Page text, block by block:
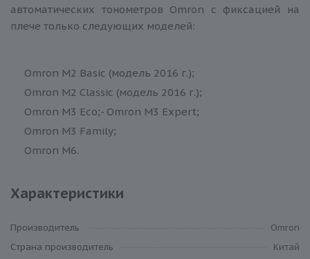
автоматических тонометров Omron с фиксацией на
плече только следующих моделей:
Omron M2 Basic (модель 2016 г.);
Omron M2 Classic (модель 2016 г.);
Omron M3 Eco;- Omron M3 Expert;
Omron M3 Family;
Omron M6.
Характеристики
Производитель
Omron
Cтрана производитель
Китай